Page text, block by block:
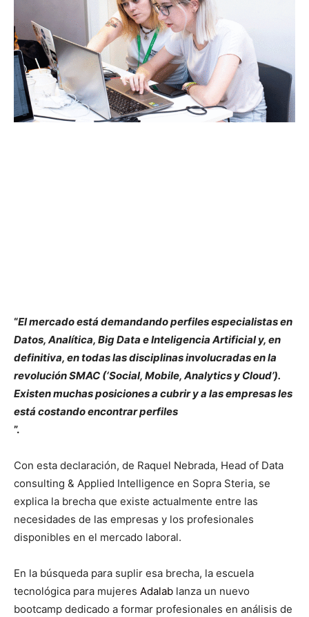
“El mercado está demandando perfiles especialistas en
Datos, Analítica, Big Data e Inteligencia Artificial y, en
definitiva, en todas las disciplinas involucradas en la
revolución SMAC (‘Social, Mobile, Analytics y Cloud’).
Existen muchas posiciones a cubrir y a las empresas les
está costando encontrar perfiles
”.
Con esta declaración, de Raquel Nebrada, Head of Data
consulting & Applied Intelligence en Sopra Steria, se
explica la brecha que existe actualmente entre las
necesidades de las empresas y los profesionales
disponibles en el mercado laboral.
En la búsqueda para suplir esa brecha, la escuela
tecnológica para mujeres Adalab lanza un nuevo
bootcamp dedicado a formar profesionales en análisis de